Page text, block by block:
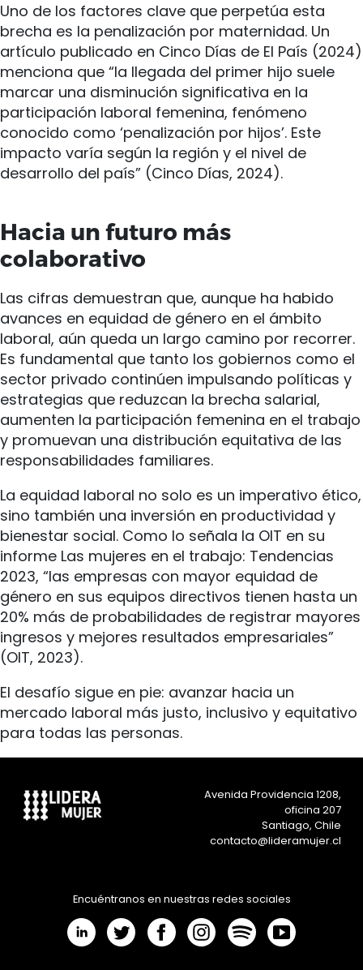
Uno de los factores clave que perpetúa esta
brecha es la penalización por maternidad. Un
artículo publicado en Cinco Días de El País (2024)
menciona que “la llegada del primer hijo suele
marcar una disminución significativa en la
participación laboral femenina, fenómeno
conocido como ‘penalización por hijos’. Este
impacto varía según la región y el nivel de
desarrollo del país” (Cinco Días, 2024).
Hacia un futuro más
colaborativo
Las cifras demuestran que, aunque ha habido
avances en equidad de género en el ámbito
laboral, aún queda un largo camino por recorrer.
Es fundamental que tanto los gobiernos como el
sector privado continúen impulsando políticas y
estrategias que reduzcan la brecha salarial,
aumenten la participación femenina en el trabajo
y promuevan una distribución equitativa de las
responsabilidades familiares.
La equidad laboral no solo es un imperativo ético,
sino también una inversión en productividad y
bienestar social. Como lo señala la OIT en su
informe Las mujeres en el trabajo: Tendencias
2023, “las empresas con mayor equidad de
género en sus equipos directivos tienen hasta un
20% más de probabilidades de registrar mayores
ingresos y mejores resultados empresariales”
(OIT, 2023).
El desafío sigue en pie: avanzar hacia un
mercado laboral más justo, inclusivo y equitativo
para todas las personas.
Encuéntranos en nuestras redes sociales
Avenida Providencia 1208,
oficina 207
Santiago, Chile
contacto@lideramujer.cl